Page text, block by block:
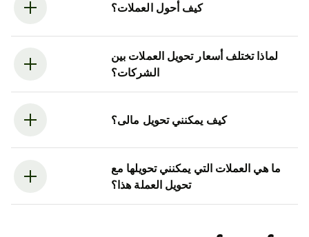
كيف أحول العملات؟
لماذا تختلف أسعار تحويل العملات بين
الشركات؟
كيف يمكنني تحويل مالى؟
ما هي العملات التي يمكنني تحويلها مع
تحويل العملة هذا؟